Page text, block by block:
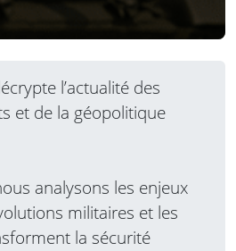
l’actualité des
et de la géopolitique
analysons les enjeux
militaires et les
la sécurité